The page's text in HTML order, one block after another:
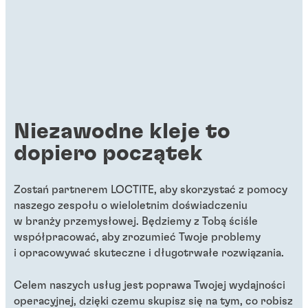
Niezawodne kleje to
dopiero początek
Zostań partnerem LOCTITE, aby skorzystać z pomocy
naszego zespołu o wieloletnim doświadczeniu
w branży przemysłowej. Będziemy z Tobą ściśle
współpracować, aby zrozumieć Twoje problemy
i opracowywać skuteczne i długotrwałe rozwiązania.
Celem naszych usług jest poprawa Twojej wydajności
operacyjnej, dzięki czemu skupisz się na tym, co robisz